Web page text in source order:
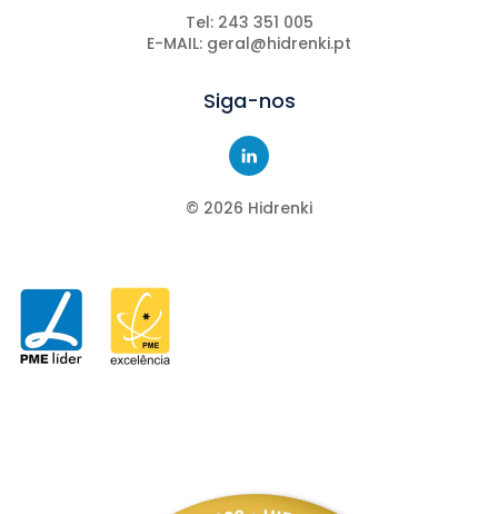
Tel: 243 351 005
E-MAIL: geral@hidrenki.pt
Siga-nos
© 2026 Hidrenki